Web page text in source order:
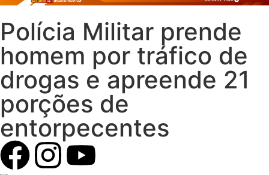
Polícia Militar prende
homem por tráfico de
drogas e apreende 21
porções de
entorpecentes